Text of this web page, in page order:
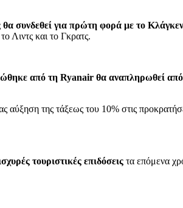
θα συνδεθεί για πρώτη φορά με το
Λιντς και το Γκρατς.
από τη Ryanair θα αναπληρωθεί
αύξηση της τάξεως του 10% στις
τουριστικές επιδόσεις τα επόμενα